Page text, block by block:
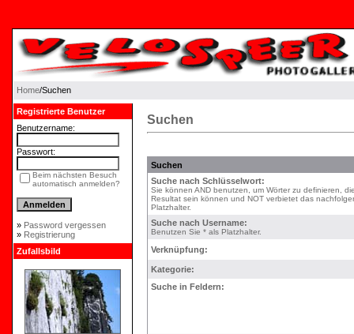
Home/Suchen
Registrierte Benutzer
Benutzername:
Passwort:
Beim nächsten Besuch
automatisch anmelden?
» Password vergessen
» Registrierung
Zufallsbild
Suchen
Suchen
Suche nach Schlüsselwort:
Sie können AND benutzen, um Wörter zu definieren,
Resultat sein können und NOT verbietet das
Platzhalter.
Suche nach Username:
Benutzen Sie * als Platzhalter.
Verknüpfung:
Kategorie:
Suche in Feldern: